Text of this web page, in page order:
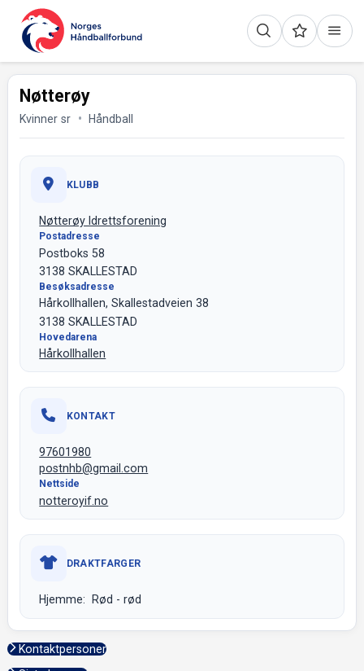
Nøtterøy
Kvinner sr Håndball
KLUBB
Nøtterøy Idrettsforening
Postadresse
Postboks 58
3138 SKALLESTAD
Besøksadresse
Hårkollhallen, Skallestadveien 38
3138 SKALLESTAD
Hovedarena
Hårkollhallen
KONTAKT
97601980
postnhb@gmail.com
Nettside
notteroyif.no
DRAKTFARGER
Hjemme: Rød - rød
Kontaktpersoner